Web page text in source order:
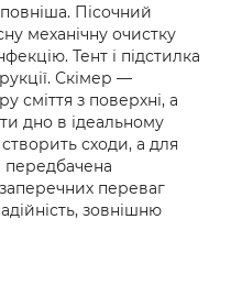
Пісочний
механічну очистку
Тент і підстилка
Скімер —
сміття з поверхні, а
дно в ідеальному
сходи, а для
передбачена
переваг
зовнішню